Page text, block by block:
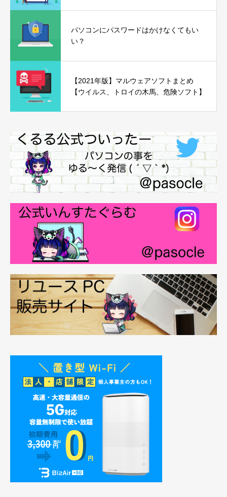
パソコンにパスワードはかけなくてもい
い？
【2021年版】マルウェアソフトまとめ
【ウイルス、トロイの木馬、危険ソフト】